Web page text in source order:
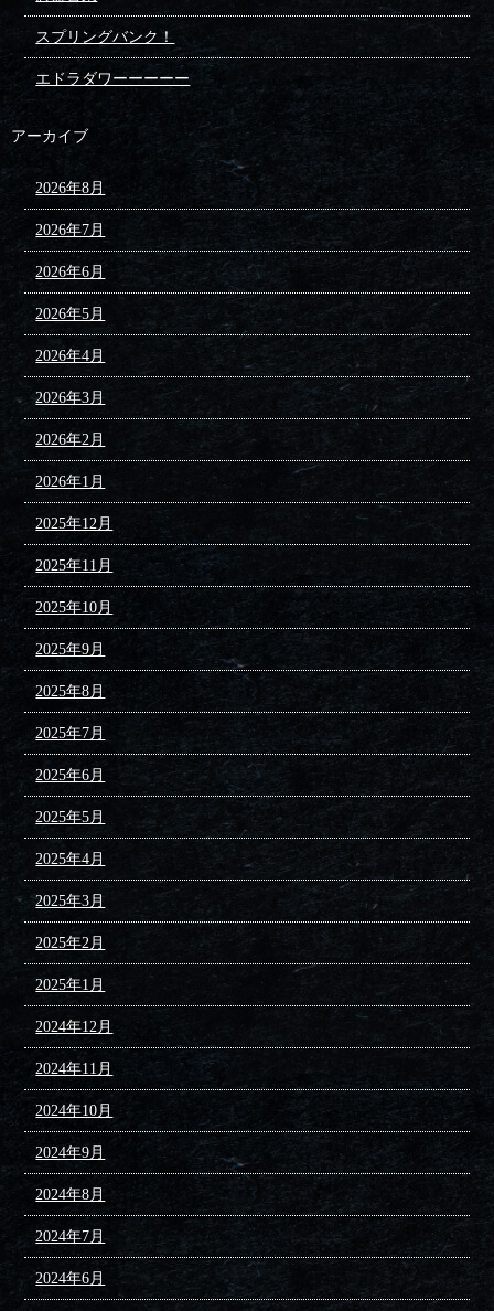
スプリングバンク！
エドラダワーーーーー
アーカイブ
2026年8月
2026年7月
2026年6月
2026年5月
2026年4月
2026年3月
2026年2月
2026年1月
2025年12月
2025年11月
2025年10月
2025年9月
2025年8月
2025年7月
2025年6月
2025年5月
2025年4月
2025年3月
2025年2月
2025年1月
2024年12月
2024年11月
2024年10月
2024年9月
2024年8月
2024年7月
2024年6月